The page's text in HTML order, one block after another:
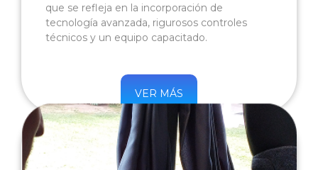
que se refleja en la incorporación de
tecnología avanzada, rigurosos controles
técnicos y un equipo capacitado.
VER MÁS